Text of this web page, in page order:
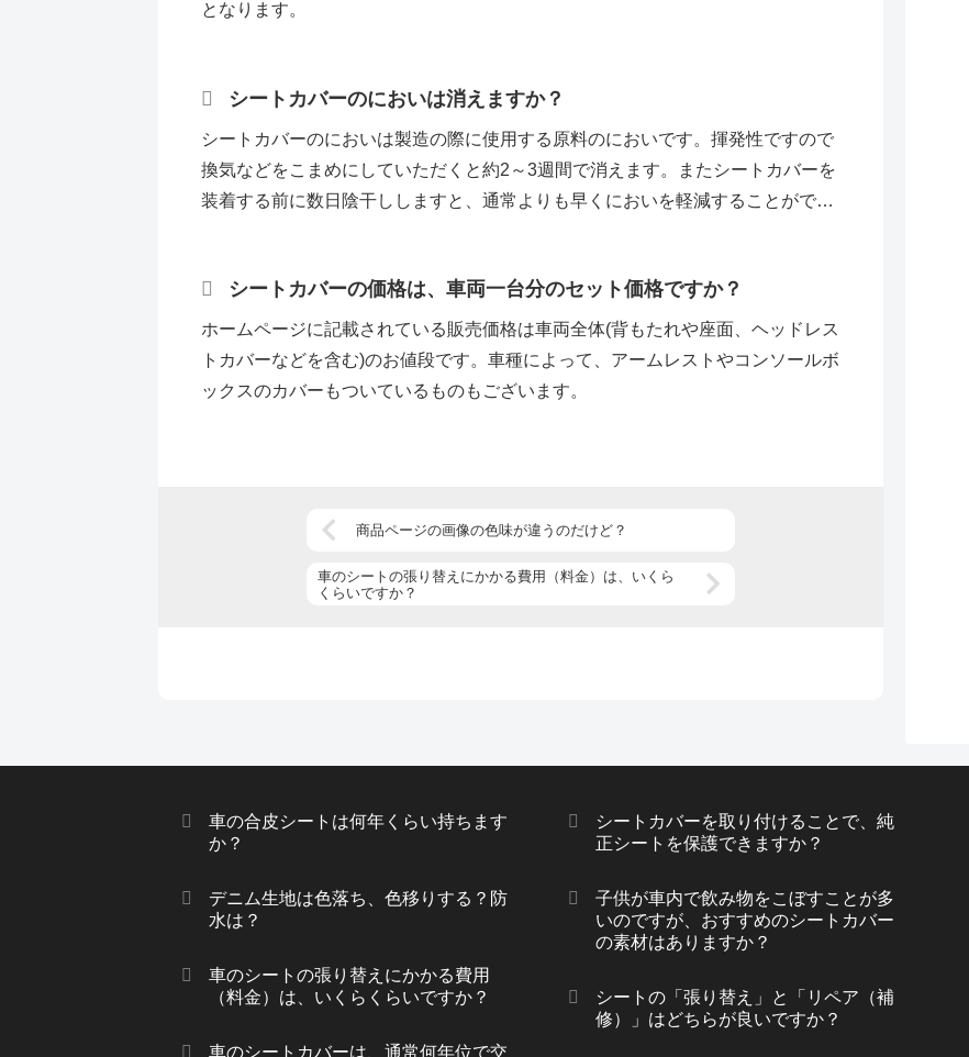
となります。
シートカバーのにおいは消えますか？
シートカバーのにおいは製造の際に使用する原料のにおいです。揮発性ですので
換気などをこまめにしていただくと約2～3週間で消えます。またシートカバーを
装着する前に数日陰干ししますと、通常よりも早くにおいを軽減することができ
シートカバーの価格は、車両一台分のセット価格ですか？
ホームページに記載されている販売価格は車両全体(背もたれや座面、ヘッドレス
トカバーなどを含む)のお値段です。車種によって、アームレストやコンソールボ
ックスのカバーもついているものもございます。
商品ページの画像の色味が違うのだけど？
車のシートの張り替えにかかる費用（料金）は、いくら
くらいですか？
車の合皮シートは何年くらい持ちます
か？
デニム生地は色落ち、色移りする？防
水は？
車のシートの張り替えにかかる費用
（料金）は、いくらくらいですか？
車のシートカバーは、通常何年位で交
シートカバーを取り付けることで、純
正シートを保護できますか？
子供が車内で飲み物をこぼすことが多
いのですが、おすすめのシートカバー
の素材はありますか？
シートの「張り替え」と「リペア（補
修）」はどちらが良いですか？